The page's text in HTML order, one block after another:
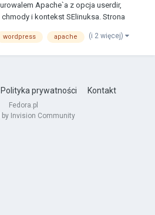
Apache`a z opcja userdir,
i kontekst SElinuksa. Strona
a i tu mam problem. Instalator sie
wordpress apache (i 2 więcej)
Polityka prywatności Kontakt
Fedora.pl
by Invision Community